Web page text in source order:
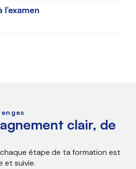
clair, de
chaque étape de ta formation est
et suivie.